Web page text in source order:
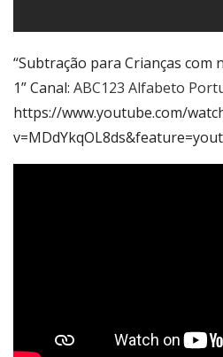
“Subtração para Crianças
1” Canal: ABC123 Alfabeto
https://www.youtube.com/